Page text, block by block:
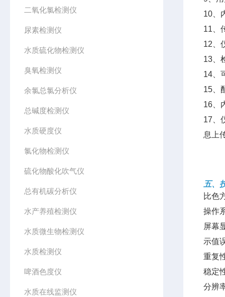
二氧化氯检测仪
尿素检测仪
水质硫化物检测仪
臭氧检测仪
余氯总氯分析仪
总碱度检测仪
水质硬度仪
氯化物检测仪
硫化物酸化吹气仪
总有机碳分析仪
水产养殖检测仪
水质微生物检测仪
水质检测仪
啤酒色度仪
水质在线监测仪
10、
11、
12、
13、
14、
15、
16、
17、
息上
五、
比色
操作
屏幕
示值
重复
稳定
分辨